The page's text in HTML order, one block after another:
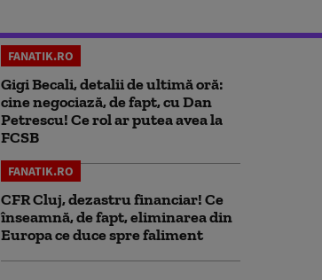
FANATIK.RO
Gigi Becali, detalii de ultimă oră:
cine negociază, de fapt, cu Dan
Petrescu! Ce rol ar putea avea la
FCSB
FANATIK.RO
CFR Cluj, dezastru financiar! Ce
înseamnă, de fapt, eliminarea din
Europa ce duce spre faliment